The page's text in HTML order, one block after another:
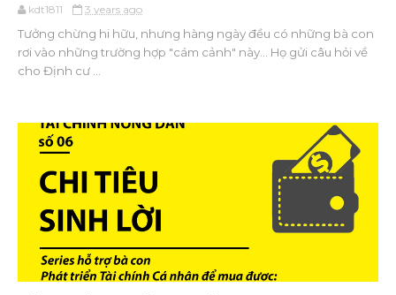
kdt1811 3 years ago
Tưởng chừng hi hữu, nhưng hàng ngày đều có những bà con
rơi vào những trường hợp "cám cảnh" này... Họ gửi câu hỏi về
cho Định cư ...